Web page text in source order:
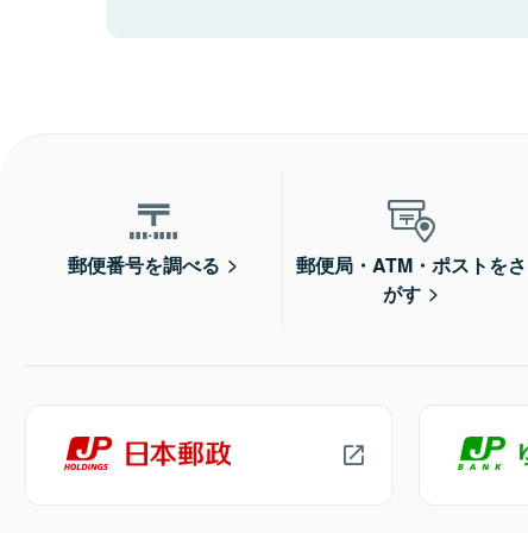
郵便番号を調べる
郵便局・ATM・ポストをさ
がす